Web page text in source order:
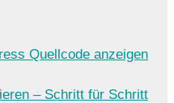
Quellcode anzeigen
– Schritt für Schritt